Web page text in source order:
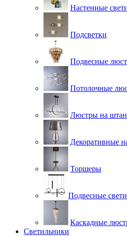
Настенные
Подсветки
Подвесные
Потолочные
Люстры на
Декоративные
Торшеры
Подвесные
Каскадные
Светильники